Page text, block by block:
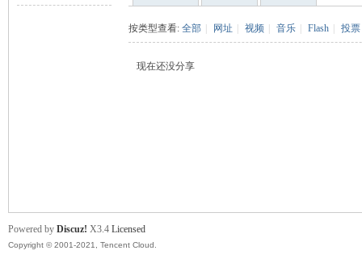
按类型查看: 全部 网址 视频 音乐 Flash 投票
现在还没分享
Powered by Discuz! X3.4 Licensed
Copyright © 2001-2021, Tencent Cloud.